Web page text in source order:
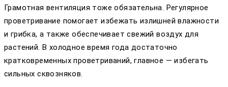
Грамотная вентиляция тоже обязательна. Регулярное
проветривание помогает избежать излишней влажности
и грибка, а также обеспечивает свежий воздух для
растений. В холодное время года достаточно
кратковременных проветриваний, главное — избегать
сильных сквозняков.